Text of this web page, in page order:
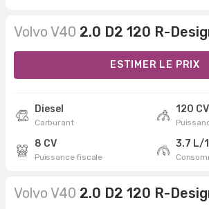
Volvo V40 2.0 D2 120 R-
ESTIMER LE PRIX
Diesel
Carburant
120 CV
8 CV
Puissance fiscale
3.7 L/
Volvo V40 2.0 D2 120 R-